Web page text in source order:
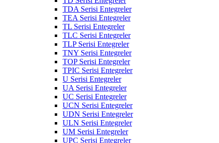
TDA Serisi Entegreler
TEA Serisi Entegreler
TL Serisi Entegreler
TLC Serisi Entegreler
TLP Serisi Entegreler
TNY Serisi Entegreler
TOP Serisi Entegreler
TPIC Serisi Entegreler
U Serisi Entegreler
UA Serisi Entegreler
UC Serisi Entegreler
UCN Serisi Entegreler
UDN Serisi Entegreler
ULN Serisi Entegreler
UM Serisi Entegreler
UPC Serisi Entegreler